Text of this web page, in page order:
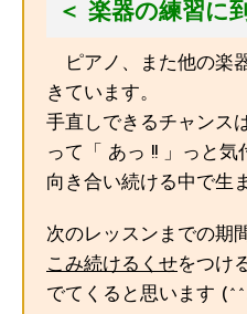
＜ 楽器の練習に
ピアノ、また他の楽
きています。
手直しできるチャンス
って「 あっ !! 」っと気
向き合い続ける中で生
次のレッスンまでの期
こみ続けるくせをつけ
でてくると思います